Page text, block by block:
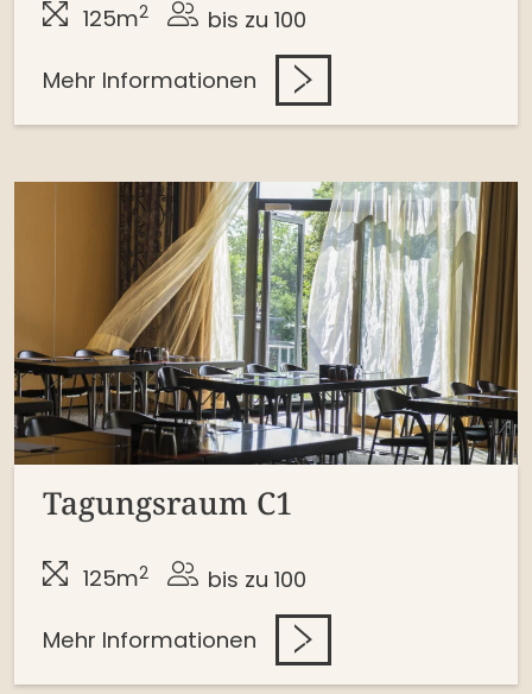
125m2 bis zu 100
Mehr Informationen
Tagungsraum C1
125m2 bis zu 100
Mehr Informationen